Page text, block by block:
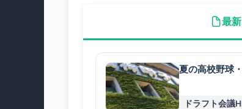
最
夏の高校野球
ドラフト会議